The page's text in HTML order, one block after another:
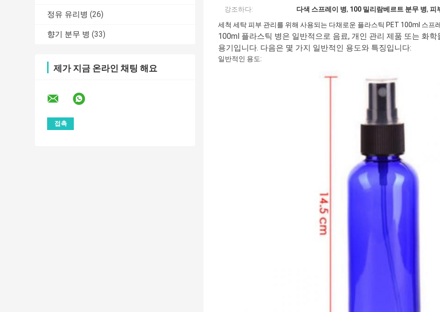
정유 유리병 (26)
향기 분무 병 (33)
제가 지금 온라인 채팅 해요
강조하다: 다색 스프레이 병, 100 밀리람베르트 분무 병, 피
세척 세탁 피부 관리를 위해 사용되는 다채로운 플라스틱 PET 100ml 스프
100ml 플라스틱 병은 일반적으로 음료, 개인 관리 제품 또는 화
용기입니다. 다음은 몇 가지 일반적인 용도와 특징입니다:
일반적인 용도: